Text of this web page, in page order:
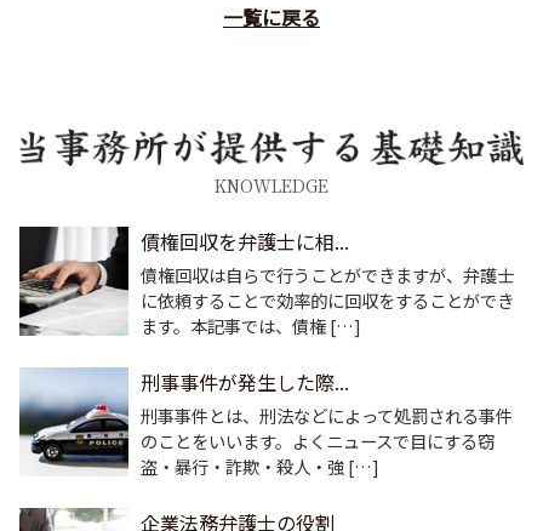
一覧に戻る
KNOWLEDGE
債権回収を弁護士に相...
債権回収は自らで行うことができますが、弁護士
に依頼することで効率的に回収をすることができ
ます。本記事では、債権 […]
刑事事件が発生した際...
刑事事件とは、刑法などによって処罰される事件
のことをいいます。よくニュースで目にする窃
盗・暴行・詐欺・殺人・強 […]
企業法務弁護士の役割